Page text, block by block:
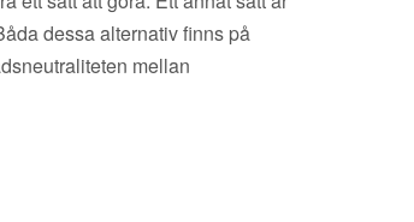
dessa alternativ finns på
mellan